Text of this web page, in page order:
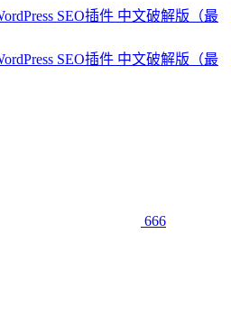
SEO插件 中文破解版（最
SEO插件 中文破解版（最
666